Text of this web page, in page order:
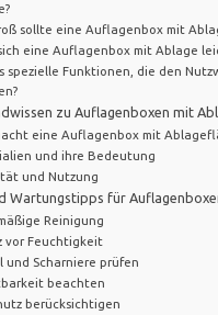
sollte eine Auflagenbox mit
eine Auflagenbox mit Ablage
spezielle Funktionen, die den
zu Auflagenboxen mit
eine Auflagenbox mit
und ihre Bedeutung
und Nutzung
Wartungstipps für
Reinigung
vor Feuchtigkeit
und Scharniere prüfen
beachten
berücksichtigen